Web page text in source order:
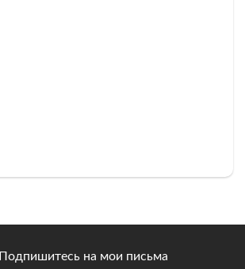
Подпишитесь на мои письма